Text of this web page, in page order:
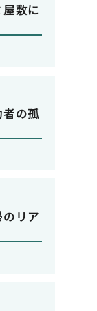
敷に
の孤
リア